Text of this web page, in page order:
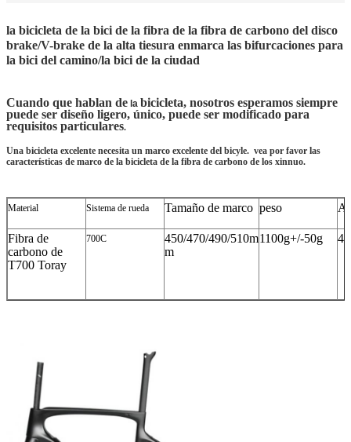
la bicicleta de la bici de la fibra de la fibra de carbono del disco
brake/V-brake de la alta tiesura enmarca las bifurcaciones para
la bici del camino/la bici de la ciudad
Cuando que hablan de la bicicleta, nosotros esperamos siempre
puede ser diseño ligero, único, puede ser modificado para
requisitos particulares.
Una bicicleta excelente necesita un marco excelente del bicyle. vea por favor las
características de marco de la bicicleta de la fibra de carbono de los xinnuo.
Material Sistema de rueda Tamaño de marco peso
Fibra de
carbono de
T700 Toray
700C
450/470/490/510m
m
1100g+/-50g